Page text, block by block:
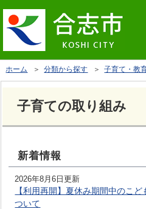
ホーム ＞分類から探す ＞子育て・教
子育ての取り組み
新着情報
2026年8月6日更新
【利用再開】夏休み期間中のこ
ついて